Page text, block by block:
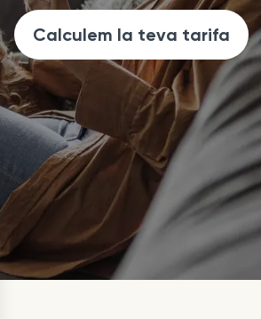
Calculem la teva tarifa